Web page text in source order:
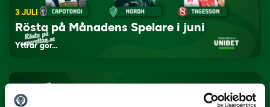
3 JULI
Rösta på Månadens Spelare i juni
Yttrar gör…